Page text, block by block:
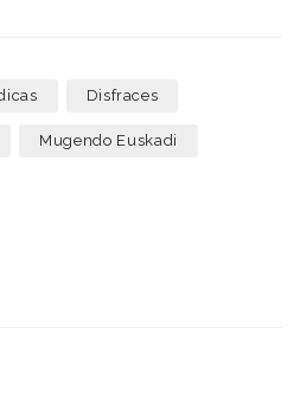
Disfraces
Mugendo Euskadi